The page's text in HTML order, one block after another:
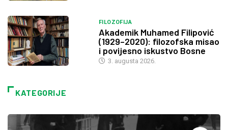
FILOZOFIJA
Akademik Muhamed Filipović
(1929–2020): filozofska misao
i povijesno iskustvo Bosne
3. augusta 2026.
KATEGORIJE